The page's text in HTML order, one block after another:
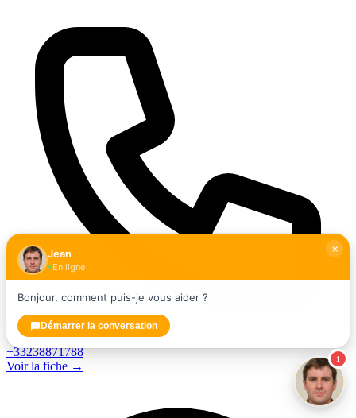
+33238871788
Voir la fiche →
1
Jean
En ligne
Bonjour, comment puis-je vous aider ?
Démarrer la conversation